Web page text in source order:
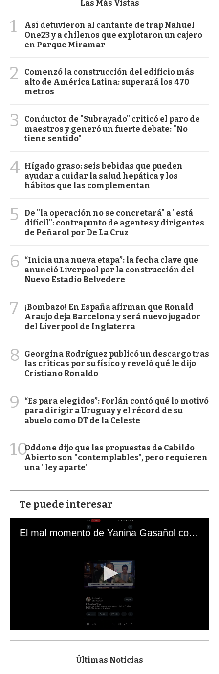
Las Más Vistas
1
Así detuvieron al cantante de trap Nahuel
One23 y a chilenos que explotaron un cajero
en Parque Miramar
2
Comenzó la construcción del edificio más
alto de América Latina: superará los 470
metros
3
Conductor de "Subrayado" criticó el paro de
maestros y generó un fuerte debate: "No
tiene sentido"
4 Hígado graso: seis bebidas que pueden
ayudar a cuidar la salud hepática y los
hábitos que las complementan
5
De "la operación no se concretará" a "está
difícil": contrapunto de agentes y dirigentes
de Peñarol por De La Cruz
6
“Inicia una nueva etapa”: la fecha clave que
anunció Liverpool por la construcción del
Nuevo Estadio Belvedere
7
¡Bombazo! En España afirman que Ronald
Araujo deja Barcelona y será nuevo jugador
del Liverpool de Inglaterra
8
Georgina Rodríguez publicó un descargo tras
las críticas por su físico y reveló qué le dijo
Cristiano Ronaldo
9
“Es para elegidos”: Forlán contó qué lo motivó
para dirigir a Uruguay y el récord de su
abuelo como DT de la Celeste
10Oddone dijo que las propuestas de Cabildo
Abierto son "contemplables", pero requieren
una "ley aparte"
Te puede interesar
El mal momento de Yanina Gasañol con un hincha argentino en "Subrayado"
s
Últimas Noticias